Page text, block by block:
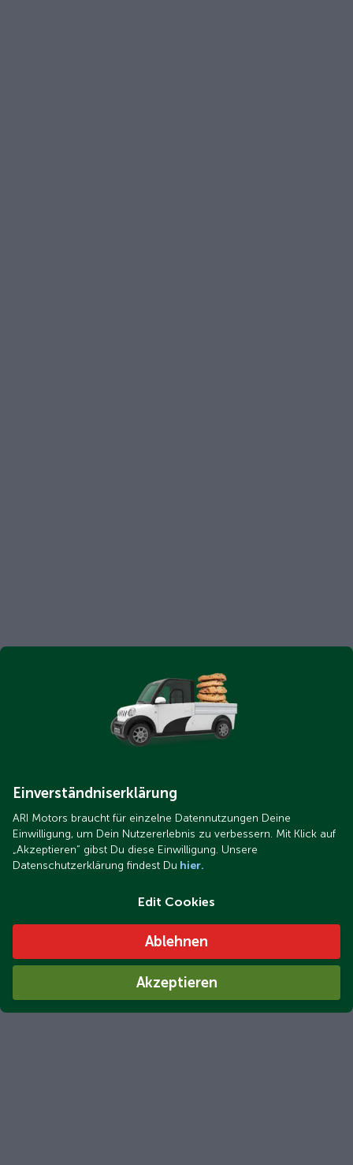
Einverständniserklärung
ARI Motors braucht für einzelne Datennutzungen Deine
Einwilligung, um Dein Nutzererlebnis zu verbessern. Mit Klick auf
„Akzeptieren“ gibst Du diese Einwilligung. Unsere
Datenschutzerklärung findest Du hier.
Edit Cookies
Ablehnen
Akzeptieren